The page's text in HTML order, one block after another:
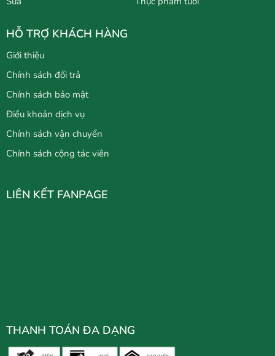
HỖ TRỢ KHÁCH HÀNG
Giới thiệu
Chính sách đổi trả
Chính sách bảo mật
Điều khoản dịch vụ
Chính sách vận chuyển
Chính sách cộng tác viên
LIÊN KẾT FANPAGE
THANH TOÁN ĐA DẠNG